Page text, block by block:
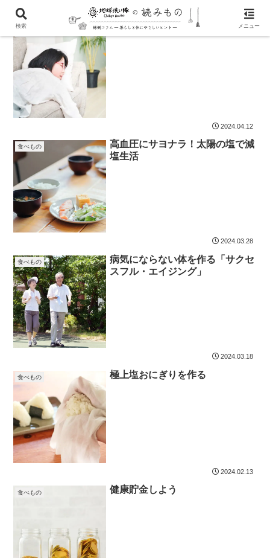
スプーン1杯でできる春バテ予防
2024.04.12
食べもの
高血圧にサヨナラ！太陽の塩で減
塩生活
2024.03.28
食べもの
病気にならない体を作る「サクセ
スフル・エイジング」
2024.03.18
食べもの 極上塩おにぎりを作る
2024.02.13
食べもの 健康貯金しよう
検索 メニュー